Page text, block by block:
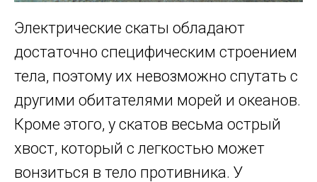
Электрические скаты обладают
достаточно специфическим строением
тела, поэтому их невозможно спутать с
другими обитателями морей и океанов.
Кроме этого, у скатов весьма острый
хвост, который с легкостью может
вонзиться в тело противника. У